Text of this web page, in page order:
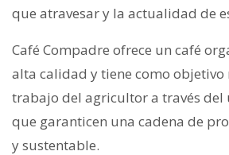
que atravesar y la actualidad de
Café Compadre ofrece un café
alta calidad y tiene como objetivo
trabajo del agricultor a través del
que garanticen una cadena de
y sustentable.